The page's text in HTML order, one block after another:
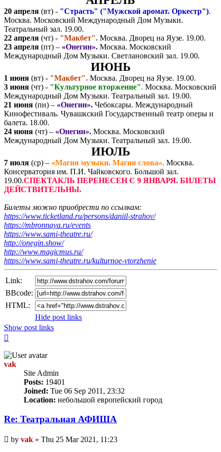
20 апреля (вт) - "Страсть" ("Мужской аромат. Оркестр").
Москва. Московский Международный Дом Музыки.
Театральный зал. 19.00.
22 апреля (чт) - "Макбет". Москва. Дворец на Яузе. 19.00.
23 апреля (пт) – «Онегин». Москва. Московский
Международный Дом Музыки. Светлановский зал. 19.00.
ИЮНЬ
1 июня (вт) - "Макбет". Москва. Дворец на Яузе. 19.00.
3 июня (чт) - "Культурное вторжение". Москва. Московский
Международный Дом Музыки. Театральный зал. 19.00.
21 июня (пн) – «Онегин». Чебоксары. Международный
Кинофестиваль. Чувашкский Государственный театр оперы и
балета. 18.00.
24 июня (чт) – «Онегин». Москва. Московский
Международный Дом Музыки. Театральный зал. 19.00.
ИЮЛЬ
7 июля (ср) – «Магия музыки. Магия слова». Москва.
Консерватория им. П.И. Чайковского. Большой зал.
19.00.СПЕКТАКЛЬ ПЕРЕНЕСЕН С 9 ЯНВАРЯ. БИЛЕТЫ
ДЕЙСТВИТЕЛЬНЫ.
Билеты можно приобрести по ссылкам:
https://www.ticketland.ru/persons/daniil-strahov/
https://mbronnaya.ru/events
https://www.sami-theatre.ru/
http://onegin.show/
http://www.magicmus.ru/
https://www.sami-theatre.ru/kulturnoe-vtorzhenie
Link:
BBcode:
HTML:
Hide post links
Show post links
vak
Site Admin
Posts: 19401
Joined: Tue 06 Sep 2011, 23:32
Location: небольшой европейский город
Re: Театральная АФИША
Unread
post
by vak » Thu 25 Mar 2021, 11:23